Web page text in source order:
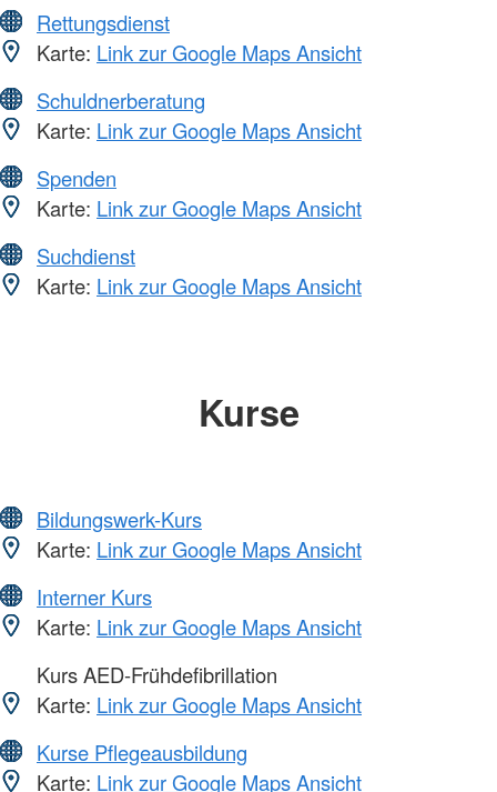
Rettungsdienst
Karte: Link zur Google Maps Ansicht
Schuldnerberatung
Karte: Link zur Google Maps Ansicht
Spenden
Karte: Link zur Google Maps Ansicht
Suchdienst
Karte: Link zur Google Maps Ansicht
Kurse
Bildungswerk-Kurs
Karte: Link zur Google Maps Ansicht
Interner Kurs
Karte: Link zur Google Maps Ansicht
Kurs AED-Frühdefibrillation
Karte: Link zur Google Maps Ansicht
Kurse Pflegeausbildung
Karte: Link zur Google Maps Ansicht